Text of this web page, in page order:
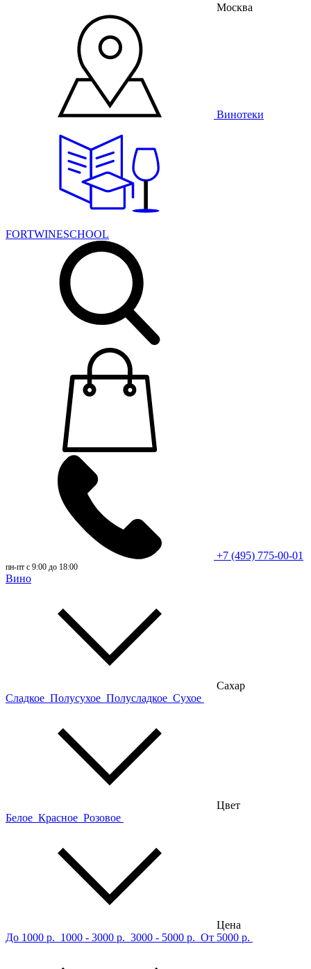
Москва
Винотеки
FORTWINESCHOOL
+7 (495) 775-00-01
пн-пт с 9:00 до 18:00
Вино
Сахар
Сладкое Полусухое Полусладкое Сухое
Цвет
Белое Красное Розовое
Цена
До 1000 р. 1000 - 3000 р. 3000 - 5000 р. От 5000 р.